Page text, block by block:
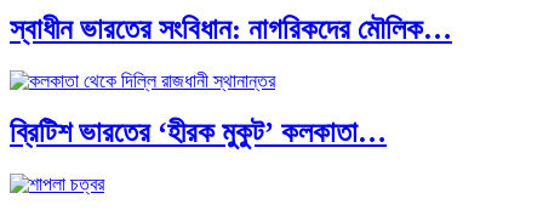
বিশেষ ইন-ডেপ্থ রিপোর্ট: ক্রীড়া উৎসবে…
ভারত মহাসাগরের অশ্রু: শ্রীলঙ্কার ২৬…
স্বাধীন ভারতের সংবিধান: নাগরিকদের মৌলিক…
ব্রিটিশ ভারতের ‘হীরক মুকুট’ কলকাতা…